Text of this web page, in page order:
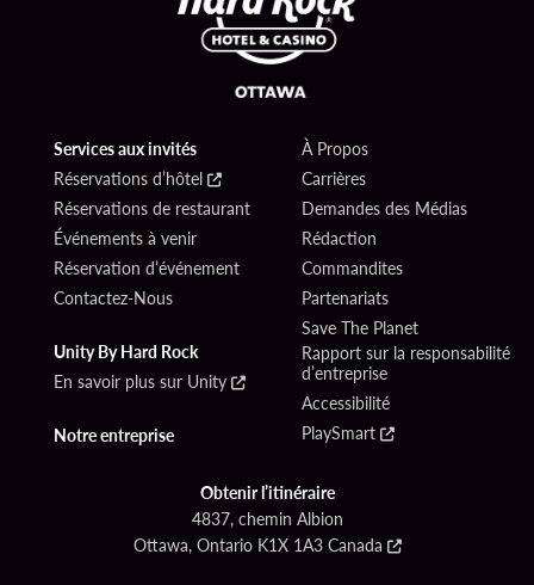
Services aux invités
Réservations d’hôtel
Réservations de restaurant
Événements à venir
Réservation d’événement
Contactez-Nous
Unity By Hard Rock
En savoir plus sur Unity
Notre entreprise
À Propos
Carrières
Demandes des Médias
Rédaction
Commandites
Partenariats
Save The Planet
Rapport sur la responsabilité
d’entreprise
Accessibilité
PlaySmart
Obtenir l’itinéraire
4837, chemin Albion
Ottawa, Ontario K1X 1A3 Canada